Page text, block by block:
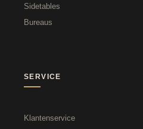
Sidetables
Bureaus
SERVICE
Klantenservice